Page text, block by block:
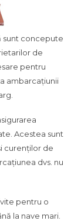
sunt concepute
de
pentru
ambarcațiunii
Acestea sunt
curenților de
dvs. nu
pentru o
la nave mari.